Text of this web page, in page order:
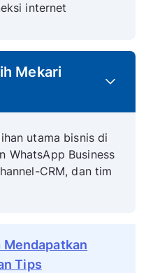
internet
Mekari
utama bisnis di
WhatsApp Business
CRM, dan tim
Mendapatkan
Tips